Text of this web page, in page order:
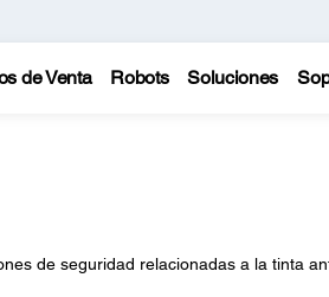
de Venta Robots Soluciones
de seguridad relacionadas a la tinta